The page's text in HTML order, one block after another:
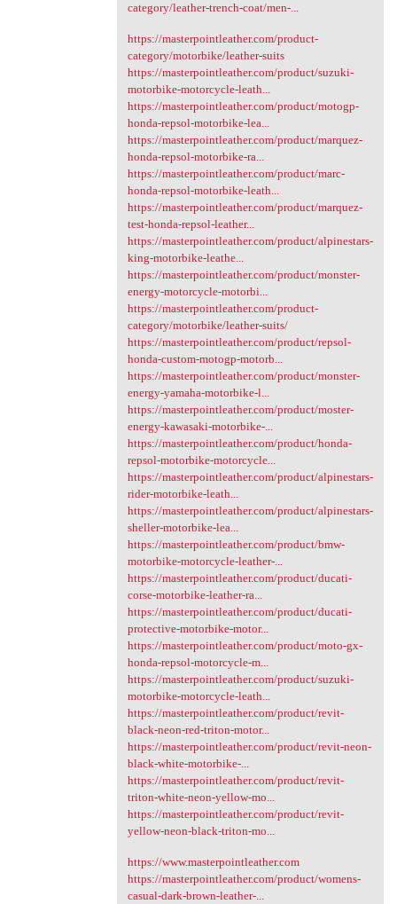
category/leather-trench-coat/men-...
https://masterpointleather.com/product-
category/motorbike/leather-suits
https://masterpointleather.com/product/suzuki-
motorbike-motorcycle-leath...
https://masterpointleather.com/product/motogp-
honda-repsol-motorbike-lea...
https://masterpointleather.com/product/marquez-
honda-repsol-motorbike-ra...
https://masterpointleather.com/product/marc-
honda-repsol-motorbike-leath...
https://masterpointleather.com/product/marquez-
test-honda-repsol-leather...
https://masterpointleather.com/product/alpinestars-
king-motorbike-leathe...
https://masterpointleather.com/product/monster-
energy-motorcycle-motorbi...
https://masterpointleather.com/product-
category/motorbike/leather-suits/
https://masterpointleather.com/product/repsol-
honda-custom-motogp-motorb...
https://masterpointleather.com/product/monster-
energy-yamaha-motorbike-l...
https://masterpointleather.com/product/moster-
energy-kawasaki-motorbike-...
https://masterpointleather.com/product/honda-
repsol-motorbike-motorcycle...
https://masterpointleather.com/product/alpinestars-
rider-motorbike-leath...
https://masterpointleather.com/product/alpinestars-
sheller-motorbike-lea...
https://masterpointleather.com/product/bmw-
motorbike-motorcycle-leather-...
https://masterpointleather.com/product/ducati-
corse-motorbike-leather-ra...
https://masterpointleather.com/product/ducati-
protective-motorbike-motor...
https://masterpointleather.com/product/moto-gx-
honda-repsol-motorcycle-m...
https://masterpointleather.com/product/suzuki-
motorbike-motorcycle-leath...
https://masterpointleather.com/product/revit-
black-neon-red-triton-motor...
https://masterpointleather.com/product/revit-neon-
black-white-motorbike-...
https://masterpointleather.com/product/revit-
triton-white-neon-yellow-mo...
https://masterpointleather.com/product/revit-
yellow-neon-black-triton-mo...
https://www.masterpointleather.com
https://masterpointleather.com/product/womens-
casual-dark-brown-leather-...